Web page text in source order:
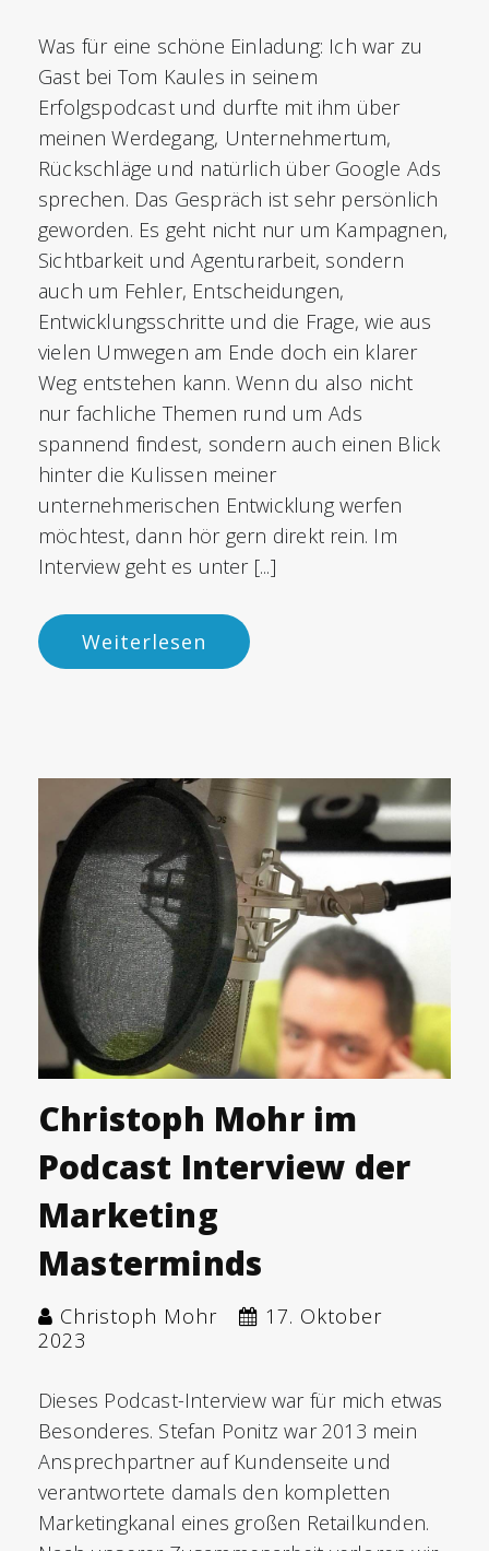
Was für eine schöne Einladung: Ich war zu
Gast bei Tom Kaules in seinem
Erfolgspodcast und durfte mit ihm über
meinen Werdegang, Unternehmertum,
Rückschläge und natürlich über Google Ads
sprechen. Das Gespräch ist sehr persönlich
geworden. Es geht nicht nur um Kampagnen,
Sichtbarkeit und Agenturarbeit, sondern
auch um Fehler, Entscheidungen,
Entwicklungsschritte und die Frage, wie aus
vielen Umwegen am Ende doch ein klarer
Weg entstehen kann. Wenn du also nicht
nur fachliche Themen rund um Ads
spannend findest, sondern auch einen Blick
hinter die Kulissen meiner
unternehmerischen Entwicklung werfen
möchtest, dann hör gern direkt rein. Im
Interview geht es unter [...]
Weiterlesen
Christoph Mohr im
Podcast Interview der
Marketing
Masterminds
Christoph Mohr
17. Oktober
2023
Dieses Podcast-Interview war für mich etwas
Besonderes. Stefan Ponitz war 2013 mein
Ansprechpartner auf Kundenseite und
verantwortete damals den kompletten
Marketingkanal eines großen Retailkunden.